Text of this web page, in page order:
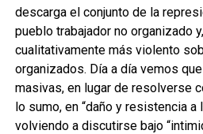
descarga el conjunto de la
pueblo trabajador no organizado
cualitativamente más violento
organizados. Día a día vemos
masivas, en lugar de resolverse
lo sumo, en “daño y resistencia a
volviendo a discutirse bajo